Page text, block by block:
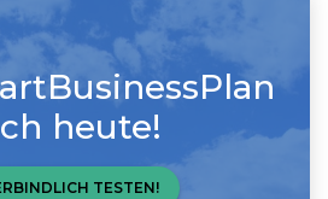
heute!
TESTEN!